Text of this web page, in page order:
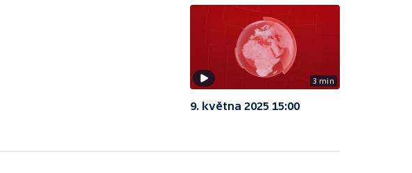
3 min
9. května 2025 15:00